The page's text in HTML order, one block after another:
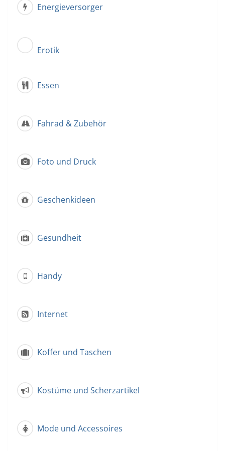
Energieversorger
Erotik
Essen
Fahrad & Zubehör
Foto und Druck
Geschenkideen
Gesundheit
Handy
Internet
Koffer und Taschen
Kostüme und Scherzartikel
Mode und Accessoires